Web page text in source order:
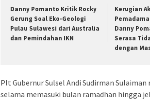
Danny Pomanto Kritik Rocky
Gerung Soal Eko-Geologi
Pulau Sulawesi dari Australia
dan Pemindahan IKN
Kerugian
Danny
Serasa
dengan
Plt Gubernur Sulsel Andi Sudirman
selama memasuki bulan ramadhan hingga